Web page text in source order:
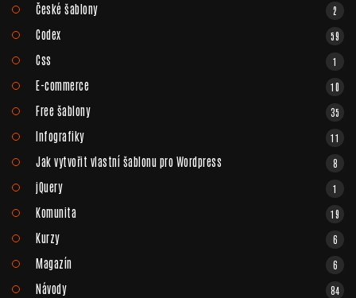
České šablony 2
Codex 59
Css 1
E-commerce 10
Free šablony 35
Infografiky 11
Jak vytvořit vlastní šablonu pro Wordpress 8
jQuery 1
Komunita 19
Kurzy 6
Magazín 6
Návody 84